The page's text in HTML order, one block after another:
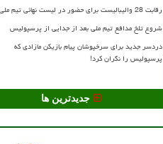
رقابت 28 والیبالیست برای حضور در لیست نهائی تیم ملی
شروع تلخ مدافع تیم ملی بعد از جدایی از پرسپولیس
دردسر جدید برای سرخپوشان پیام بازیکن مازادی که
پرسپولیس را نگران کرد!
جدیدترین ها